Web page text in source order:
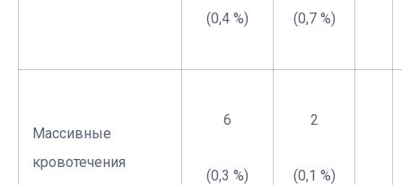
(0,4 %) (0,7 %)
Массивные
кровотечения
6
(0,3 %)
2
(0,1 %)